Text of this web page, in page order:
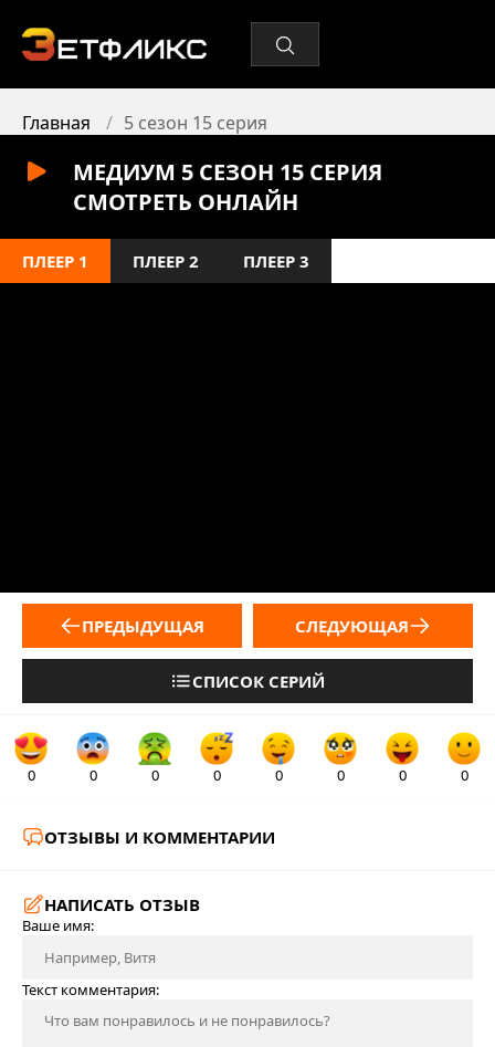
Главная 5 сезон 15 серия
МЕДИУМ 5 СЕЗОН 15 СЕРИЯ
СМОТРЕТЬ ОНЛАЙН
ПЛЕЕР 1 ПЛЕЕР 2 ПЛЕЕР 3
ПРЕДЫДУЩАЯ
СПИСОК СЕРИЙ
СЛЕДУЮЩАЯ
0 0 0 0 0 0 0 0
ОТЗЫВЫ И КОММЕНТАРИИ
НАПИСАТЬ ОТЗЫВ
Ваше имя:
Текст комментария: